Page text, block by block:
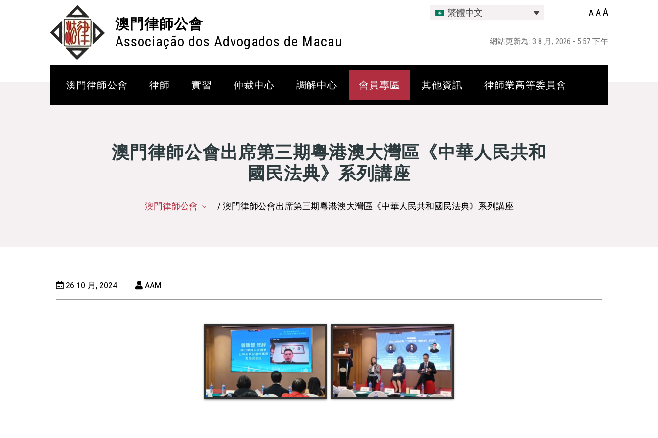
澳門律師公會
Associação dos Advogados de Macau
繁體中文 A AA
網站更新為: 3 8 月, 2026 - 5:57 下午
澳門律師公會 律師 實習 仲裁中心 調解中心 會員專區 其他資訊 律師業高等委員會
澳門律師公會出席第三期粵港澳大灣區《中華人民共和
國民法典》系列講座
澳門律師公會 / 澳門律師公會出席第三期粵港澳大灣區《中華人民共和國民法典》系列講座
26 10 月, 2024 AAM